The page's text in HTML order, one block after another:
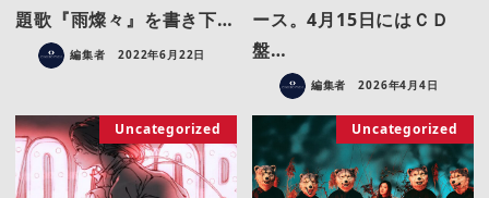
題歌『雨燦々』を書き下…
編集者 2022年6月22日
ース。4月15日にはＣＤ
盤…
編集者 2026年4月4日
Uncategorized Uncategorized